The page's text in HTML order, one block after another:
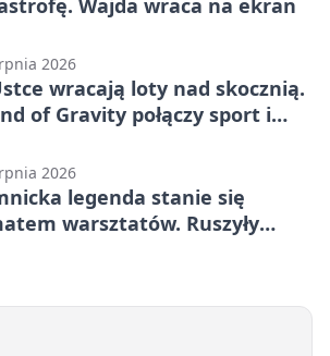
2026
wracają loty nad skocznią.
of Gravity połączy sport i
2026
legenda stanie się
warsztatów. Ruszyły